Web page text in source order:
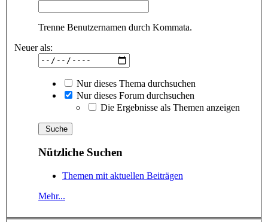
Trenne Benutzernamen durch Kommata.
Neuer als:
Nur dieses Thema durchsuchen
Nur dieses Forum durchsuchen
Die Ergebnisse als Themen anzeigen
Nützliche Suchen
Themen mit aktuellen Beiträgen
Mehr...